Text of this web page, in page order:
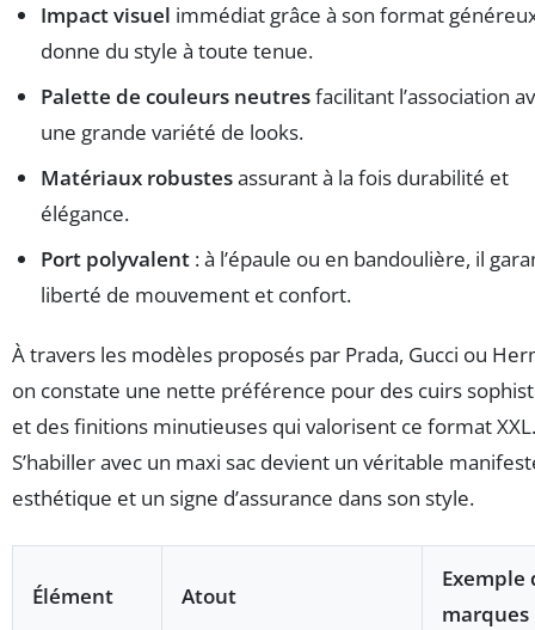
Impact visuel immédiat grâce à son format
donne du style à toute tenue.
Palette de couleurs neutresfacilitant l’association
une grande variété de looks.
Matériaux robustesassurant à la fois durabilité et
élégance.
Port polyvalent : à l’épaule ou en bandoulière, il
liberté de mouvement et confort.
À travers les modèles proposés par Prada, Gucci ou
on constate une nette préférence pour des cuirs
et des finitions minutieuses qui valorisent ce format XXL.
S’habiller avec un maxi sac devient un véritable
esthétique et un signe d’assurance dans son style.
Élément Atout
Exemple
marques